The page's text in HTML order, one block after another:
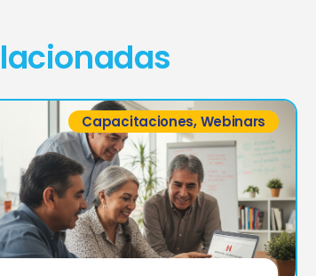
Capacitaciones,Webinars